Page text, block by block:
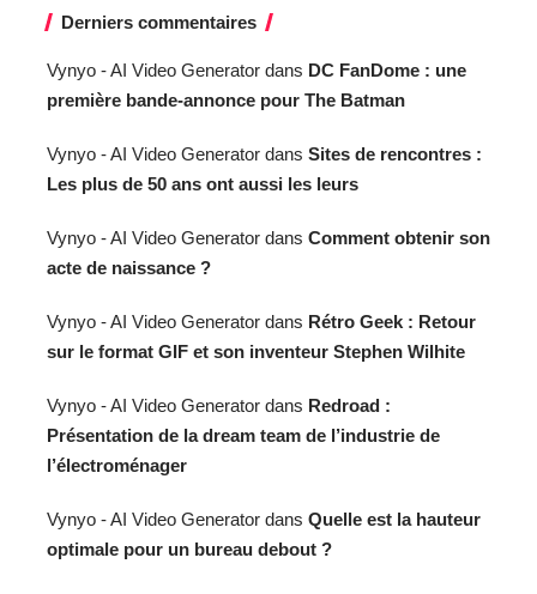
Derniers commentaires
Vynyo - AI Video Generator dans DC FanDome : une
première bande-annonce pour The Batman
Vynyo - AI Video Generator dans Sites de rencontres :
Les plus de 50 ans ont aussi les leurs
Vynyo - AI Video Generator dans Comment obtenir son
acte de naissance ?
Vynyo - AI Video Generator dans Rétro Geek : Retour
sur le format GIF et son inventeur Stephen Wilhite
Vynyo - AI Video Generator dans Redroad :
Présentation de la dream team de l’industrie de
l’électroménager
Vynyo - AI Video Generator dans Quelle est la hauteur
optimale pour un bureau debout ?